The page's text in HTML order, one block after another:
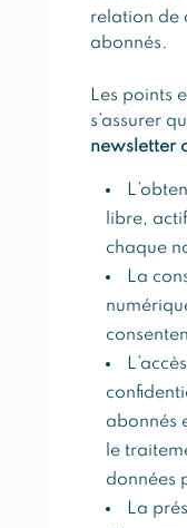
relation de
abonnés.
Les points
s’assurer
newsletter
libre,
chaque
La
abonnés
le
données
La